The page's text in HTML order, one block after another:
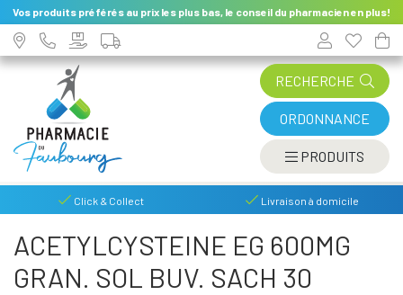
Vos produits préférés au prix les plus bas, le conseil du pharmacien en plus!
RECHERCHE
ORDONNANCE
PRODUITS
Click & Collect Livraison à domicile
ACETYLCYSTEINE EG 600MG
GRAN. SOL BUV. SACH 30